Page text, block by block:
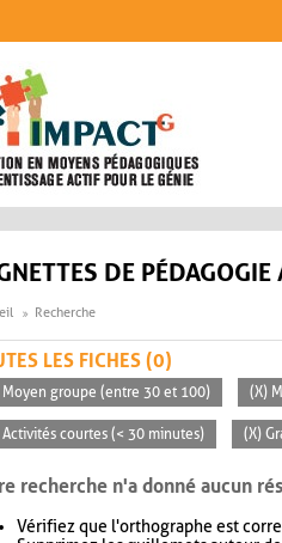
DE PÉDAGOGIE
Recherche
LES FICHES (0)
Moyen groupe (entre 30 et 100) (X)
Activités courtes (< 30 minutes) (X)
recherche n'a donné aucun
Vérifiez que l'orthographe est